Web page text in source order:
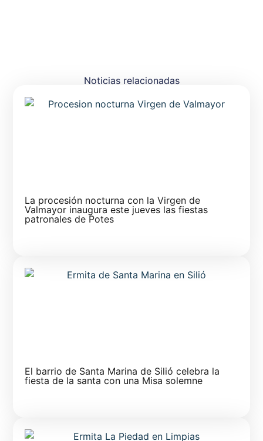
Noticias relacionadas
La procesión nocturna con la Virgen de
Valmayor inaugura este jueves las fiestas
patronales de Potes
El barrio de Santa Marina de Silió celebra la
fiesta de la santa con una Misa solemne